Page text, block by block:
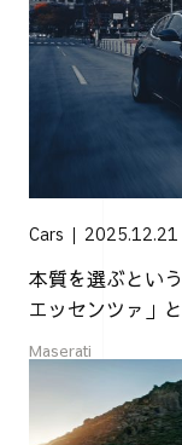
Cars 2025.12.21
本質を選ぶとい
エッセンツァ」
Maserati